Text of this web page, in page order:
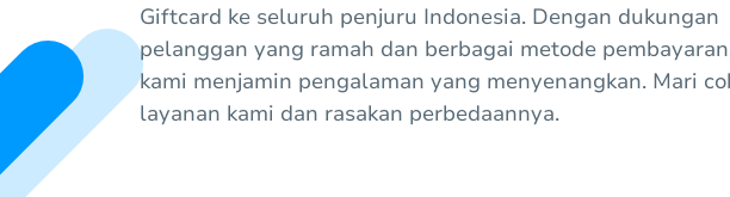
Giftcard ke seluruh penjuru Indonesia. Dengan dukungan
pelanggan yang ramah dan berbagai metode
kami menjamin pengalaman yang menyenangkan. Mari
layanan kami dan rasakan perbedaannya.